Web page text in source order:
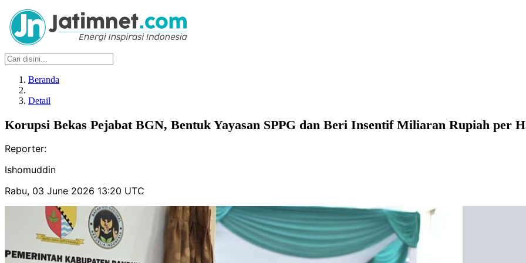
Beranda
Detail
Korupsi Bekas Pejabat BGN, Bentuk Yayasan SPPG dan Beri Insentif Miliaran Rupiah per
Reporter:
Ishomuddin
Rabu, 03 June 2026 13:20 UTC